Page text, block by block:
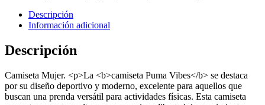
Descripción
Información adicional
Descripción
Camiseta Mujer. <p>La <b>camiseta Puma Vibes</b> se destaca
por su diseño deportivo y moderno, excelente para aquellos que
buscan una prenda versátil para actividades físicas. Esta camiseta